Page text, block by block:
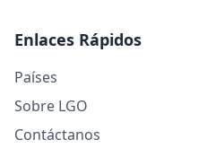
Enlaces Rápidos
Países
Sobre LGO
Contáctanos